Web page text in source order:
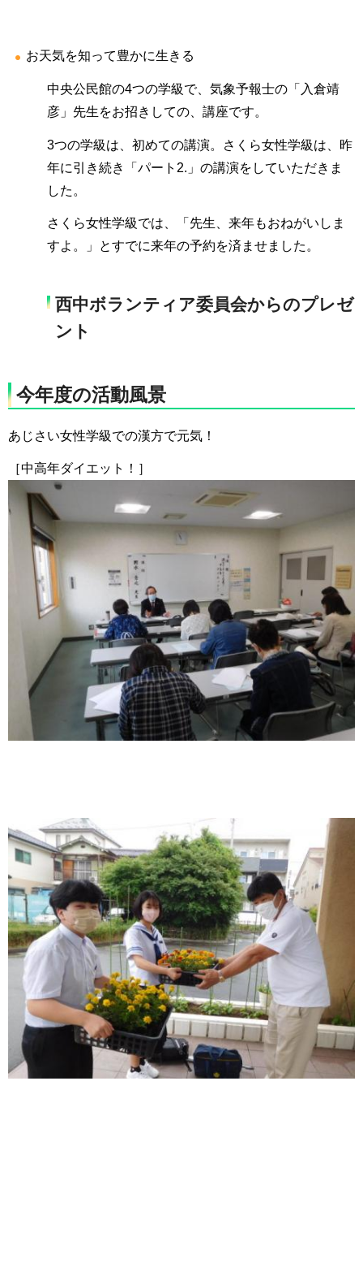
お天気を知って豊かに生きる
中央公民館の4つの学級で、気象予報士の「入倉靖
彦」先生をお招きしての、講座です。
3つの学級は、初めての講演。さくら女性学級は、昨
年に引き続き「パート2.」の講演をしていただきま
した。
さくら女性学級では、「先生、来年もおねがいしま
すよ。」とすでに来年の予約を済ませました。
西中ボランティア委員会からのプレゼ
ント
今年度の活動風景
あじさい女性学級での漢方で元気！
［中高年ダイエット！］